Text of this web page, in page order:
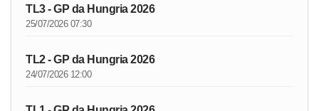
TL3 - GP da Hungria 2026
25/07/2026 07:30
TL2 - GP da Hungria 2026
24/07/2026 12:00